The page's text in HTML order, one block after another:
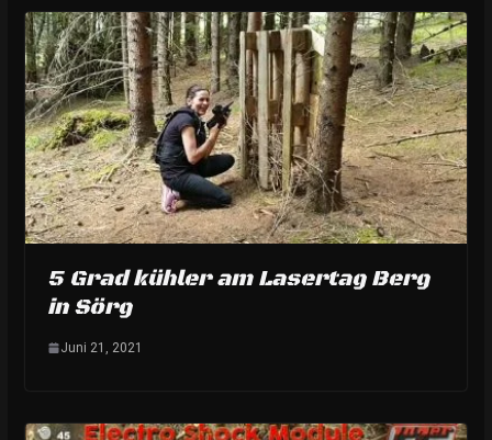
5 Grad kühler am Lasertag Berg
in Sörg
Juni 21, 2021